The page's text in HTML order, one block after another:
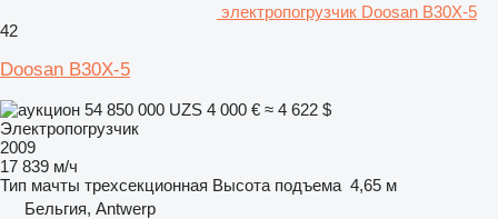
электропогрузчик Doosan B30X-5
42
Doosan B30X-5
54 850 000 UZS 4 000 € ≈ 4 622 $
Электропогрузчик
2009
17 839 м/ч
Тип мачты трехсекционная Высота подъема 4,65 м
Бельгия, Antwerp